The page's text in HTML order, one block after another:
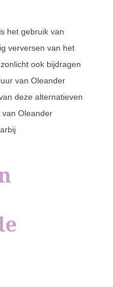
het gebruik van
verversen van het
ook bijdragen
van Oleander
deze alternatieven
Oleander